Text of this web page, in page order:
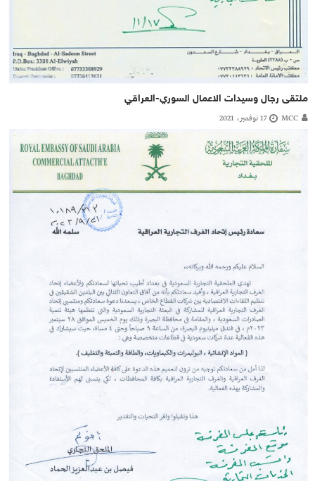
ملتقى رجال وسيدات الاعمال السوري-العراقي
MCC 17 نوفمبر، 2021